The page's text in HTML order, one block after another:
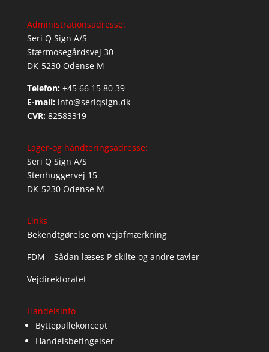
Administrationsadresse:
Seri Q Sign A/S
Stærmosegårdsvej 30
DK-5230 Odense M
Telefon: +45 66 15 80 39
E-mail: info@seriqsign.dk
CVR: 82583319
Lager-og håndteringsadresse:
Seri Q Sign A/S
Stenhuggervej 15
DK-5230 Odense M
Links
Bekendtgørelse om vejafmærkning
FDM – Sådan læses P-skilte og andre tavler
Vejdirektoratet
Handelsinfo
Byttepallekoncept
Handelsbetingelser